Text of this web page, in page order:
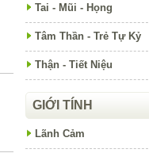
Tai - Mũi - Họng
Tâm Thần - Trẻ Tự Kỷ
Thận - Tiết Niệu
GIỚI TÍNH
Lãnh Cảm